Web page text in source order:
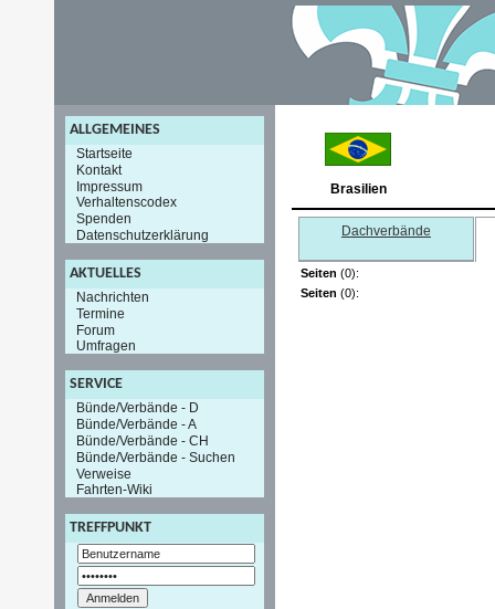
ALLGEMEINES
Startseite
Kontakt
Impressum
Verhaltenscodex
Spenden
Datenschutzerklärung
AKTUELLES
Nachrichten
Termine
Forum
Umfragen
SERVICE
Bünde/Verbände - D
Bünde/Verbände - A
Bünde/Verbände - CH
Bünde/Verbände - Suchen
Verweise
Fahrten-Wiki
TREFFPUNKT
Brasilien
Dachverbände
Seiten (0):
Seiten (0):